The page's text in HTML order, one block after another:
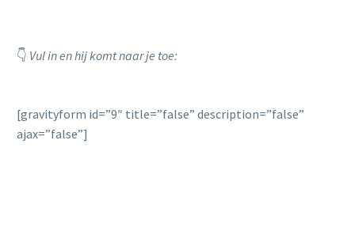
👇 Vul in en hij komt naar je toe:
[gravityform id=”9″ title=”false” description=”false”
ajax=”false”]